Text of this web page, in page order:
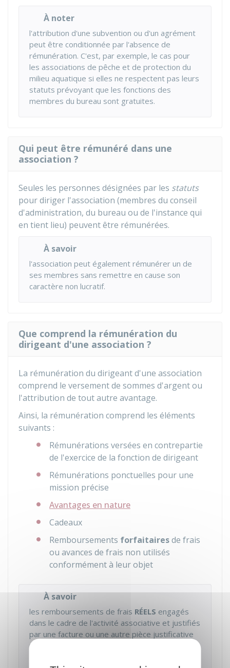
À noter
l'attribution d'une subvention ou d'un agrément
peut être conditionnée par l'absence de
rémunération. C'est, par exemple, le cas pour
les associations de pêche et de protection du
milieu aquatique si elles ne respectent pas leurs
statuts prévoyant que les fonctions des
membres du bureau sont gratuites.
Qui peut être rémunéré dans une
association ?
Seules les personnes désignées par les statuts
pour diriger l'association (membres du conseil
d'administration, du bureau ou de l'instance qui
en tient lieu) peuvent être rémunérées.
À savoir
l'association peut également rémunérer un de
ses membres sans remettre en cause son
caractère non lucratif.
Que comprend la rémunération du
dirigeant d'une association ?
La rémunération du dirigeant d'une association
comprend le versement de sommes d'argent ou
l'attribution de tout autre avantage.
Ainsi, la rémunération comprend les éléments
suivants :
Rémunérations versées en contrepartie
de l'exercice de la fonction de dirigeant
Rémunérations ponctuelles pour une
mission précise
Avantages en nature
Cadeaux
Remboursements forfaitairesde frais
ou avances de frais non utilisés
conformément à leur objet
À savoir
les remboursements de frais RÉELS engagés
dans le cadre de l'activité associative et justifiés
par une facture ou une autre pièce justificative
ne sont pas pris en compte. Il peut s'agir de